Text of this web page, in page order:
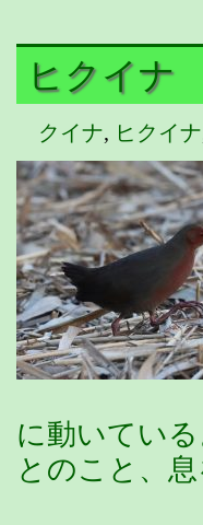
ヒクイナ
クイナ, ヒクイナ
に動いてい
とのこと、